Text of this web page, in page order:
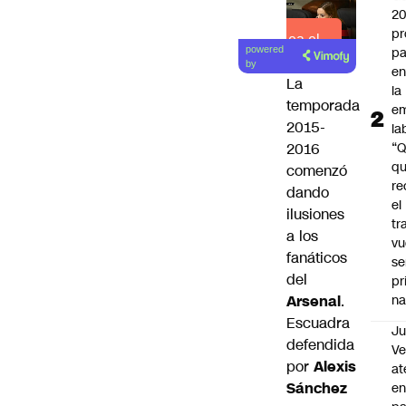
Lea el
artículo
powered
by
La
temporada
2015-
2016
comenzó
dando
ilusiones
a los
fanáticos
del
Arsenal.
Escuadra
defendida
por Alexis
Sánchez
20
la
el